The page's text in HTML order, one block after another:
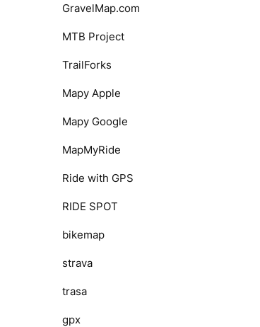
GravelMap.com
MTB Project
TrailForks
Mapy Apple
Mapy Google
MapMyRide
Ride with GPS
RIDE SPOT
bikemap
strava
trasa
gpx